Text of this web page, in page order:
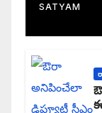
SATYAM